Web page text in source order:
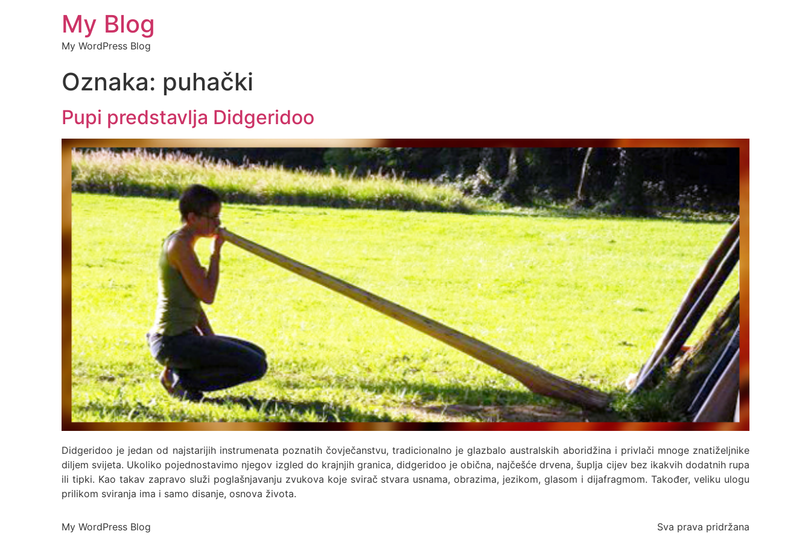
My Blog
My WordPress Blog
Oznaka: puhački
Pupi predstavlja Didgeridoo
Didgeridoo je jedan od najstarijih instrumenata poznatih čovječanstvu, tradicionalno je glazbalo australskih aboridžina i privlači mnoge znatiželjnike
diljem svijeta. Ukoliko pojednostavimo njegov izgled do krajnjih granica, didgeridoo je obična, najčešće drvena, šuplja cijev bez ikakvih dodatnih rupa
ili tipki. Kao takav zapravo služi poglašnjavanju zvukova koje svirač stvara usnama, obrazima, jezikom, glasom i dijafragmom. Također, veliku ulogu
prilikom sviranja ima i samo disanje, osnova života.
My WordPress Blog Sva prava pridržana